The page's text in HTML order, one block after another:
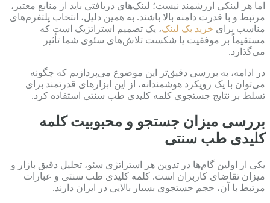
اما هر لینکی ارزشمند نیست؛ لینک‌های دریافتی باید از منابع معتبر،
مرتبط و با قدرت دامنه بالا باشند. به همین دلیل، انتخاب پلتفرم‌های
مناسب برای خرید بک لینک، یک تصمیم استراتژیک است که
مستقیماً بر موفقیت یا شکست تلاش‌های سئوی شما تأثیر
می‌گذارد.
در ادامه، به بررسی دقیق‌تر این موضوع می‌پردازیم که چگونه
می‌توان با یک رویکرد هوشمندانه، از این ابزارهای قدرتمند برای
تسلط بر نتایج جستجوی کلمه کلیدی طب سنتی استفاده کرد.
بررسی میزان جستجو و محبوبیت کلمه
کلیدی طب سنتی
یکی از اولین گام‌ها در تدوین هر استراتژی سئو، تحلیل دقیق بازار و
میزان تقاضای کاربران است. کلمه کلیدی طب سنتی و عبارات
مرتبط با آن، حجم جستجوی بسیار بالایی در ایران دارند.